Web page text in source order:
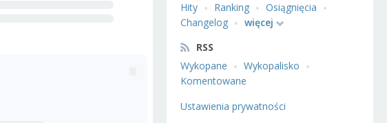
Hity
Ranking
Osiągnięcia
Changelog
więcej
RSS
Wykopane
Wykopalisko
Komentowane
Ustawienia prywatności